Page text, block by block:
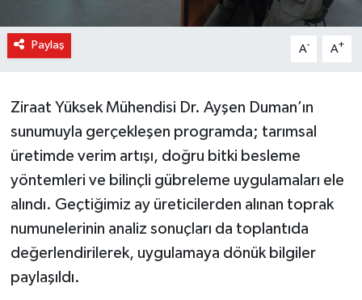
Paylaş A- A+
Ziraat Yüksek Mühendisi Dr. Ayşen Duman’ın
sunumuyla gerçekleşen programda; tarımsal
üretimde verim artışı, doğru bitki besleme
yöntemleri ve bilinçli gübreleme uygulamaları ele
alındı. Geçtiğimiz ay üreticilerden alınan toprak
numunelerinin analiz sonuçları da toplantıda
değerlendirilerek, uygulamaya dönük bilgiler
paylaşıldı.